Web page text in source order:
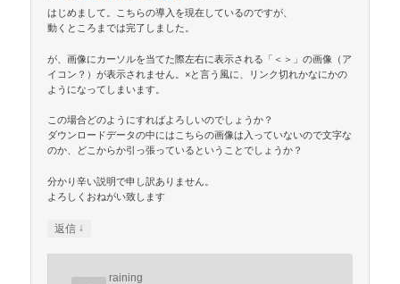
はじめまして。こちらの導入を現在しているのですが、
動くところまでは完了しました。
が、画像にカーソルを当てた際左右に表示される「＜＞」の画像（ア
イコン？）が表示されません。×と言う風に、リンク切れかなにかの
ようになってしまいます。
この場合どのようにすればよろしいのでしょうか？
ダウンロードデータの中にはこちらの画像は入っていないので文字な
のか、どこからか引っ張っているということでしょうか？
分かり辛い説明で申し訳ありません。
よろしくおねがい致します
返信 ↓
raining